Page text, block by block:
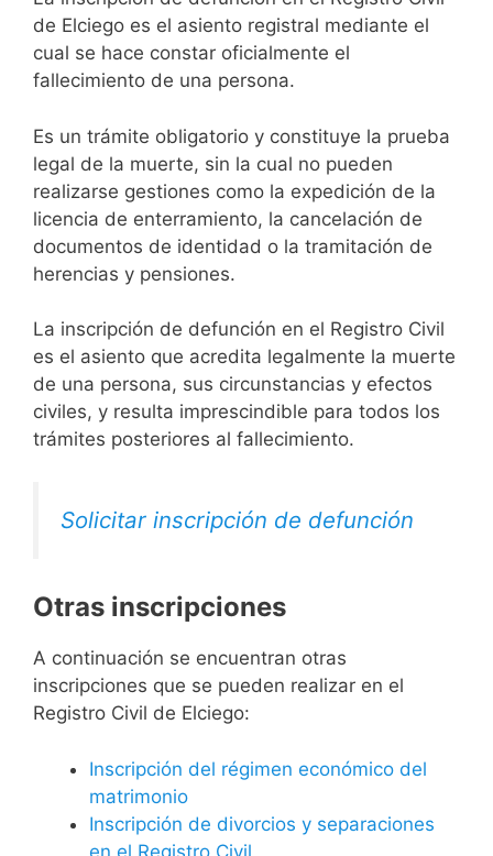
de Elciego es el asiento registral mediante el
cual se hace constar oficialmente el
fallecimiento de una persona.
Es un trámite obligatorio y constituye la prueba
legal de la muerte, sin la cual no pueden
realizarse gestiones como la expedición de la
licencia de enterramiento, la cancelación de
documentos de identidad o la tramitación de
herencias y pensiones.
La inscripción de defunción en el Registro Civil
es el asiento que acredita legalmente la muerte
de una persona, sus circunstancias y efectos
civiles, y resulta imprescindible para todos los
trámites posteriores al fallecimiento.
Solicitar inscripción de defunción
Otras inscripciones
A continuación se encuentran otras
inscripciones que se pueden realizar en el
Registro Civil de Elciego:
Inscripción del régimen económico del
matrimonio
Inscripción de divorcios y separaciones
en el Registro Civil